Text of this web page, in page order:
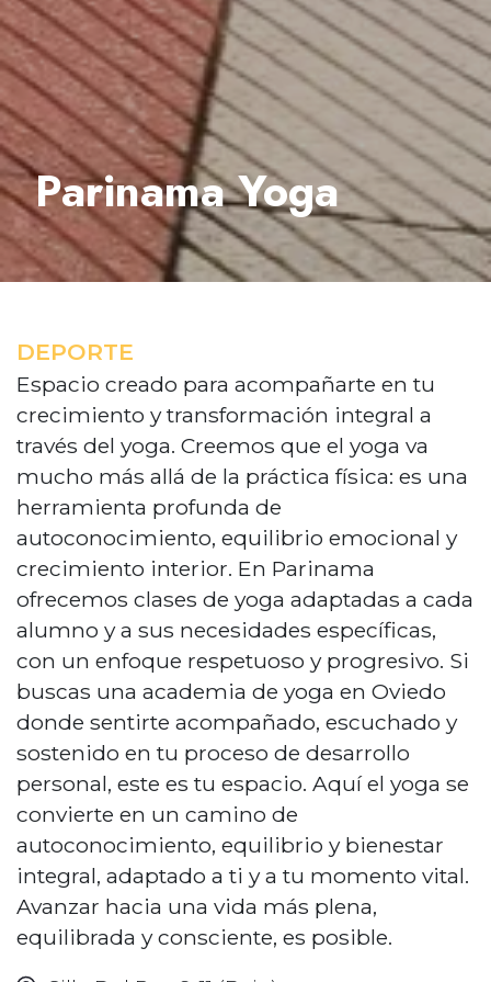
Parinama Yoga
DEPORTE
Espacio creado para acompañarte en tu
crecimiento y transformación integral a
través del yoga. Creemos que el yoga va
mucho más allá de la práctica física: es una
herramienta profunda de
autoconocimiento, equilibrio emocional y
crecimiento interior. En Parinama
ofrecemos clases de yoga adaptadas a cada
alumno y a sus necesidades específicas,
con un enfoque respetuoso y progresivo. Si
buscas una academia de yoga en Oviedo
donde sentirte acompañado, escuchado y
sostenido en tu proceso de desarrollo
personal, este es tu espacio. Aquí el yoga se
convierte en un camino de
autoconocimiento, equilibrio y bienestar
integral, adaptado a ti y a tu momento vital.
Avanzar hacia una vida más plena,
equilibrada y consciente, es posible.